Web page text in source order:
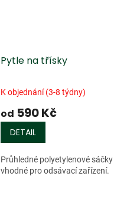
Pytle na třísky
K objednání (3-8 týdny)
od 590 Kč
DETAIL
Průhledné polyetylenové sáčky
vhodné pro odsávací zařízení.